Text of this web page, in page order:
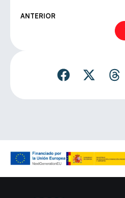
ANTERIOR